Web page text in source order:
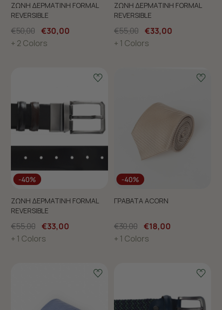
ΖΩΝΗ ΔΕΡΜΑΤΙΝΗ FORMAL
REVERSIBLE
€50,00 €30,00
+ 2 Colors
ΖΩΝΗ ΔΕΡΜΑΤΙΝΗ FORMAL
REVERSIBLE
€55,00 €33,00
+ 1 Colors
-40%
ΖΩΝΗ ΔΕΡΜΑΤΙΝΗ FORMAL
REVERSIBLE
€55,00 €33,00
+ 1 Colors
-40%
ΓΡΑΒΑΤΑ ACORN
€30,00 €18,00
+ 1 Colors